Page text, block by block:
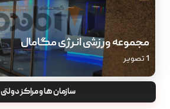
مجموعه ورزشی انرژی مگامال
1 تصویر
سازمان ها و مراکز دولتی